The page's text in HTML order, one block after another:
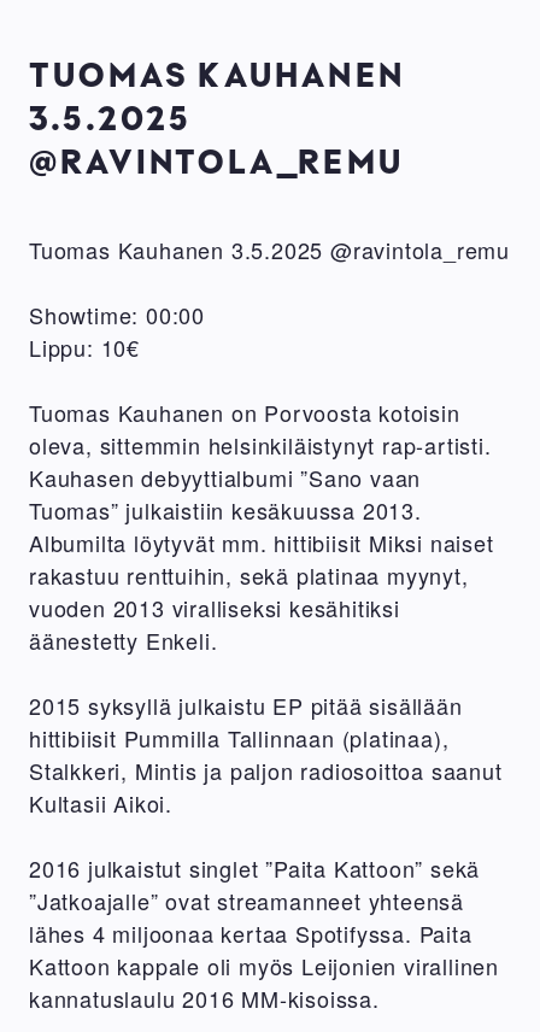
TUOMAS KAUHANEN
3.5.2025
@RAVINTOLA_REMU
Tuomas Kauhanen 3.5.2025 @ravintola_remu
Showtime: 00:00
Lippu: 10€
Tuomas Kauhanen on Porvoosta kotoisin
oleva, sittemmin helsinkiläistynyt rap-artisti.
Kauhasen debyyttialbumi ”Sano vaan
Tuomas” julkaistiin kesäkuussa 2013.
Albumilta löytyvät mm. hittibiisit Miksi naiset
rakastuu renttuihin, sekä platinaa myynyt,
vuoden 2013 viralliseksi kesähitiksi
äänestetty Enkeli.
2015 syksyllä julkaistu EP pitää sisällään
hittibiisit Pummilla Tallinnaan (platinaa),
Stalkkeri, Mintis ja paljon radiosoittoa saanut
Kultasii Aikoi.
2016 julkaistut singlet ”Paita Kattoon” sekä
”Jatkoajalle” ovat streamanneet yhteensä
lähes 4 miljoonaa kertaa Spotifyssa. Paita
Kattoon kappale oli myös Leijonien virallinen
kannatuslaulu 2016 MM-kisoissa.